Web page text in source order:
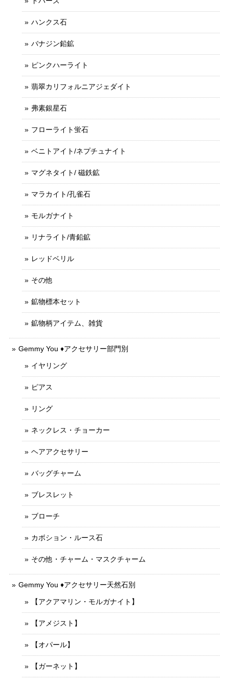
ハンクス石
バナジン鉛鉱
ピンクハーライト
翡翠カリフォルニアジェダイト
弗素銀星石
フローライト蛍石
ベニトアイト/ネプチュナイト
マグネタイト/ 磁鉄鉱
マラカイト/孔雀石
モルガナイト
リナライト/青鉛鉱
レッドベリル
その他
鉱物標本セット
鉱物柄アイテム、雑貨
Gemmy You ♦︎アクセサリー部門別
イヤリング
ピアス
リング
ネックレス・チョーカー
ヘアアクセサリー
バッグチャーム
ブレスレット
ブローチ
カボション・ルース石
その他・チャーム・マスクチャーム
Gemmy You ♦︎アクセサリー天然石別
【アクアマリン・モルガナイト】
【アメジスト】
【オパール】
【ガーネット】